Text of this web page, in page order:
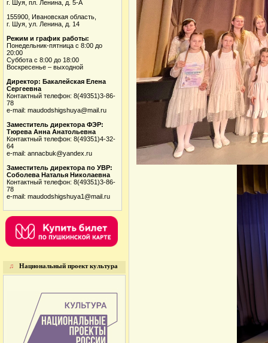
г. Шуя, пл. Ленина, д. 5-А
155900, Ивановская область,
г. Шуя, ул. Ленина, д. 14
Режим и график работы:
Понедельник-пятница с 8:00 до
20:00
Суббота с 8:00 до 18:00
Воскресенье – выходной
Директор: Бакалейская Елена
Сергеевна
Контактный телефон: 8(49351)3-86-
78
e-mail: maudodshigshuya@mail.ru
Заместитель директора ФЭР:
Тюрева Анна Анатольевна
Контактный телефон: 8(49351)4-32-
64
e-mail: annacbuk@yandex.ru
Заместитель директора по УВР:
Соболева Наталья Николаевна
Контактный телефон: 8(49351)3-86-
78
e-mail: maudodshigshuya1@mail.ru
♫ Национальный проект культура